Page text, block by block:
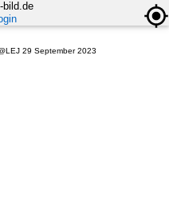
bild.de
29 September 2023